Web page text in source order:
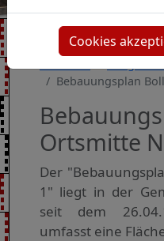
Bebauungsplan
Ortsmitte
Der
1" liegt in der
seit dem
umfasst eine
Cookies